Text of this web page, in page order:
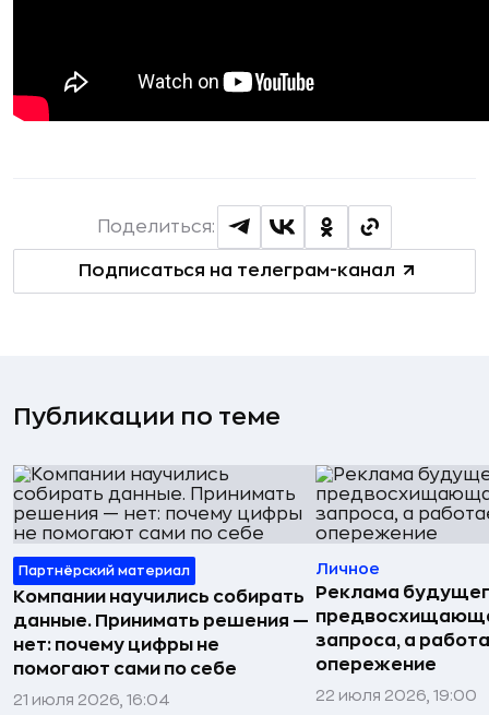
Подписаться на телеграм-канал
Поделиться:
Публикации по теме
Партнёрский материал
Компании научились собирать
данные. Принимать решения —
нет: почему цифры не
помогают сами по себе
21 июля 2026, 16:04
Личное
Реклама
запроса, а
опережение
22 июля 2026, 19:00